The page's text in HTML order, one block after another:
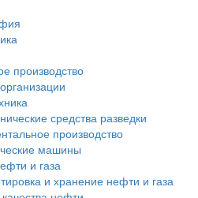
производство
средства разведки
производство
машины
и газа
и хранение нефти и газа